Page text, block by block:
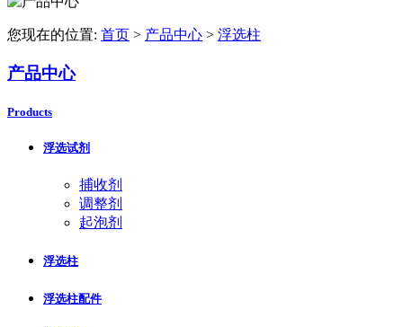
您现在的位置: 首页 > 产品中心 > 浮选柱
产品中心
Products
浮选试剂
捕收剂
调整剂
起泡剂
浮选柱
浮选柱配件